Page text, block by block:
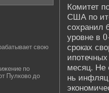
свою
по
Пулково до
Комитет
США по
сохранил
уровне в
сроках
месяц. Не
нь